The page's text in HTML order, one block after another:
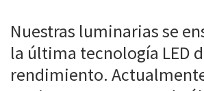
Nuestras luminarias se
la última tecnología LED
rendimiento.